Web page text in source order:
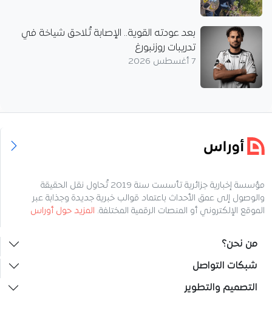
بعد عودته القوية.. الإصابة تُلاحق شياخة في
تدريبات روزنبورغ
7 أغسطس 2026
مؤسسة إخبارية جزائرية تأسست سنة 2019 تُحاول نقل الحقيقة
والوصول إلى عمق الأحداث باعتماد قوالب خبرية جديدة وجذابة عبر
الموقع الإلكتروني أو المنصات الرقمية المختلفة. المزيد حول أوراس
من نحن؟
شبكات التواصل
التصميم والتطوير